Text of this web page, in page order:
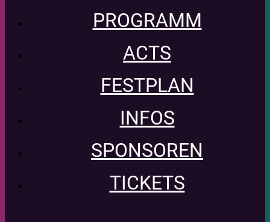
PROGRAMM
ACTS
FESTPLAN
INFOS
SPONSOREN
TICKETS